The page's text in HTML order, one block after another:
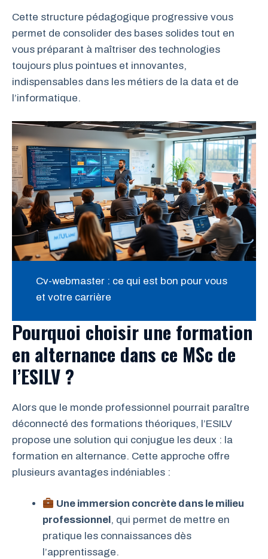
Cette structure pédagogique progressive vous
permet de consolider des bases solides tout en
vous préparant à maîtriser des technologies
toujours plus pointues et innovantes,
indispensables dans les métiers de la data et de
l’informatique.
Cv-webmaster : ce qui est bon pour vous
et votre carrière
Pourquoi choisir une formation
en alternance dans ce MSc de
l’ESILV ?
Alors que le monde professionnel pourrait paraître
déconnecté des formations théoriques, l’ESILV
propose une solution qui conjugue les deux : la
formation en alternance. Cette approche offre
plusieurs avantages indéniables :
Une immersion concrète dans le milieu
professionnel , qui permet de mettre en
pratique les connaissances dès
l’apprentissage.